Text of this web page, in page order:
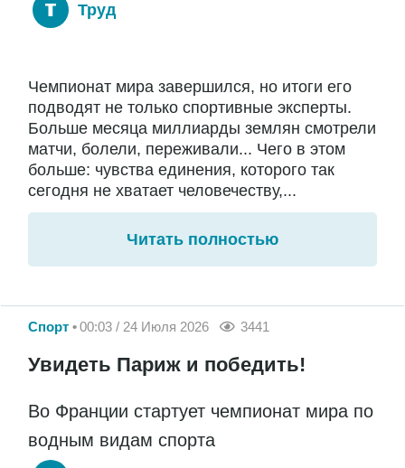
Труд
Чемпионат мира завершился, но итоги его
подводят не только спортивные эксперты.
Больше месяца миллиарды землян смотрели
матчи, болели, переживали... Чего в этом
больше: чувства единения, которого так
сегодня не хватает человечеству,...
Читать полностью
Спорт 00:03 / 24 Июля 2026 3441
Увидеть Париж и победить!
Во Франции стартует чемпионат мира по
водным видам спорта